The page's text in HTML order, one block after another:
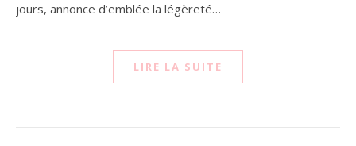
jours, annonce d’emblée la légèreté…
LIRE LA SUITE